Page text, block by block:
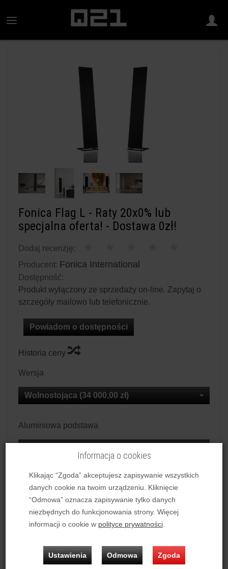
Fonica Flag L - Raty 20x0% lub
specjalna oferta! - Dostawa 0zł!
Dodaj recenzję:
Producent: Fonica International
Dostępność:
Produkt wyłączony ze sprzedaży on-line. Zapytaj o
szczegóły mailowo lub telefonicznie.
Powiadom o dostępności
Historia ceny
Wersja
Wolnostojąca (34 000,00 zł)
Aluminiowa podstawa
Personalizacja nadruku
Nie
Kolor tkaniny
Czarny
Informacja o cookies
Klikając “Zgoda” akceptujesz zapisywanie wszystkich
danych cookie na twoim urządzeniu. Kliknięcie
“Odmowa” oznacza zapisywanie tylko danych
niezbędnych do funkcjonowania strony. Więcej
informacji o cookie w polityce prywatności.
Ustawienia Odmowa Zgoda